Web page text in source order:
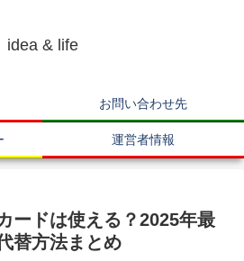
idea & life
お問い合わせ先
運営者情報
ードは使える？2025年最
替方法まとめ